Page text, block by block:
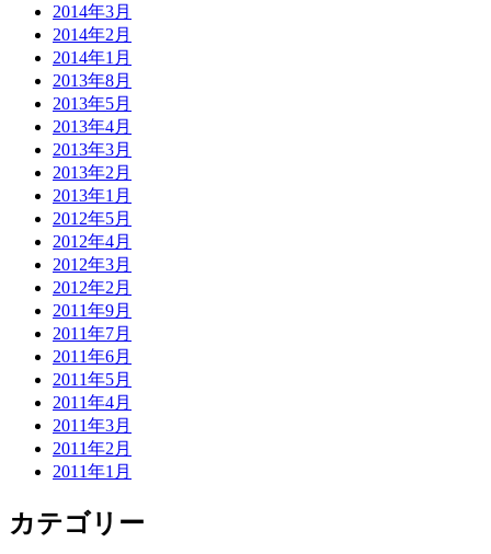
2014年3月
2014年2月
2014年1月
2013年8月
2013年5月
2013年4月
2013年3月
2013年2月
2013年1月
2012年5月
2012年4月
2012年3月
2012年2月
2011年9月
2011年7月
2011年6月
2011年5月
2011年4月
2011年3月
2011年2月
2011年1月
カテゴリー